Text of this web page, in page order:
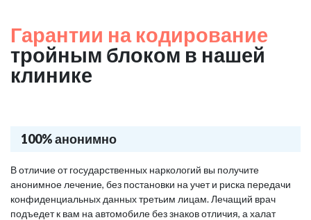
Гарантии на кодирование
тройным блоком в нашей
клинике
100% анонимно
В отличие от государственных наркологий вы получите
анонимное лечение, без постановки на учет и риска передачи
конфиденциальных данных третьим лицам. Лечащий врач
подъедет к вам на автомобиле без знаков отличия, а халат